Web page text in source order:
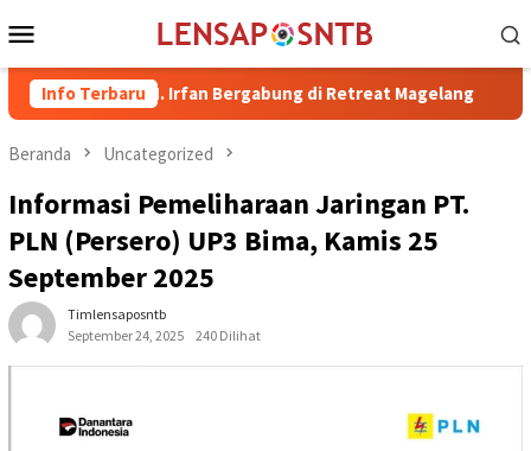
ke
Mobile
Info Terbaru
dr. H. Irfan Bergabung di Retreat Magelang Rutan
Beranda Uncategorized
Informasi Pemeliharaan Jaringan PT.
PLN (Persero) UP3 Bima, Kamis 25
September 2025
Timlensaposntb
September 24, 2025
240 Dilihat